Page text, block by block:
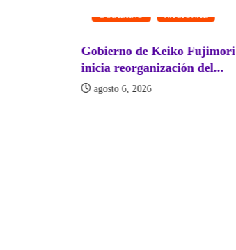
GOBIERNO NACIONAL
Gobierno de Keiko Fujimori
inicia reorganización del...
agosto 6, 2026